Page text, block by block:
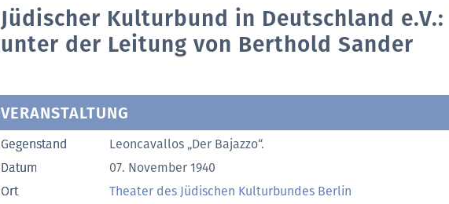
Jüdischer Kulturbund in Deutschland
unter der Leitung von Berthold Sander
VERANSTALTUNG
Gegenstand
Leoncavallos „Der Bajazzo“.
Datum
07. November 1940
Ort
Theater des Jüdischen Kulturbundes Berlin